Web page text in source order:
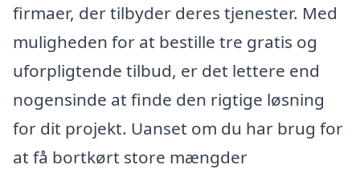
firmaer, der tilbyder deres tjenester. Med
muligheden for at bestille tre gratis og
uforpligtende tilbud, er det lettere end
nogensinde at finde den rigtige løsning
for dit projekt. Uanset om du har brug for
at få bortkørt store mængder